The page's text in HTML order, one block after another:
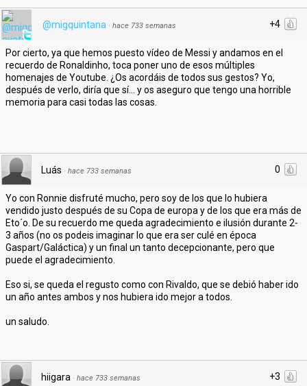
+4
@migquintana · hace 733 semanas
Por cierto, ya que hemos puesto vídeo de Messi y andamos en el
recuerdo de Ronaldinho, toca poner uno de esos múltiples
homenajes de Youtube. ¿Os acordáis de todos sus gestos? Yo,
después de verlo, diría que sí... y os aseguro que tengo una horrible
memoria para casi todas las cosas.
0
Luás · hace 733 semanas
Yo con Ronnie disfruté mucho, pero soy de los que lo hubiera
vendido justo después de su Copa de europa y de los que era más de
Eto´o. De su recuerdo me queda agradecimiento e ilusión durante 2-
3 años (no os podeis imaginar lo que era ser culé en época
Gaspart/Galáctica) y un final un tanto decepcionante, pero que
puede el agradecimiento.
Eso si, se queda el regusto como con Rivaldo, que se debió haber ido
un año antes ambos y nos hubiera ido mejor a todos.
un saludo.
+3
hiigara · hace 733 semanas